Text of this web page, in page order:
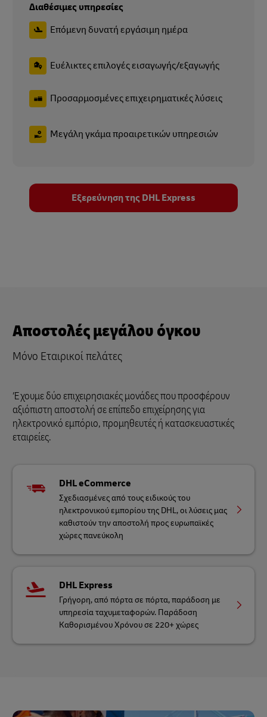
Διαθέσιμες υπηρεσίες
Επόμενη δυνατή εργάσιμη ημέρα
Ευέλικτες επιλογές εισαγωγής/εξαγωγής
Προσαρμοσμένες επιχειρηματικές λύσεις
Μεγάλη γκάμα προαιρετικών υπηρεσιών
Εξερεύνηση της DHL Express
Αποστολές μεγάλου όγκου
Μόνο Εταιρικοί πελάτες
Έχουμε δύο επιχειρησιακές μονάδες που προσφέρουν
αξιόπιστη αποστολή σε επίπεδο επιχείρησης για
ηλεκτρονικό εμπόριο, προμηθευτές ή κατασκευαστικές
εταιρείες.
DHL eCommerce
Σχεδιασμένες από τους ειδικούς του
ηλεκτρονικού εμπορίου της DHL, οι λύσεις μας
καθιστούν την αποστολή προς ευρωπαϊκές
χώρες πανεύκολη
DHL Express
Γρήγορη, από πόρτα σε πόρτα, παράδοση με
υπηρεσία ταχυμεταφορών. Παράδοση
Καθορισμένου Χρόνου σε 220+ χώρες